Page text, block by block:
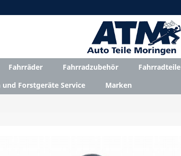
Fahrräder Fahrradzubehör Fahrradteile
und Forstgeräte Service
Marken